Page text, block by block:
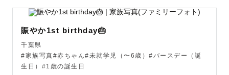
しています
お外での撮影だけでなく、ニューボーンやおうち撮影もお
任せください💛
賑やか1st birthday🎂
千葉県
#家族写真#赤ちゃん#未就学児（〜6歳）#バースデー（誕
生日）#1歳の誕生日